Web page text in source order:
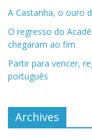
A Castanha, o ouro
O regresso do
chegaram ao fim
Partir para vencer,
português
Archives